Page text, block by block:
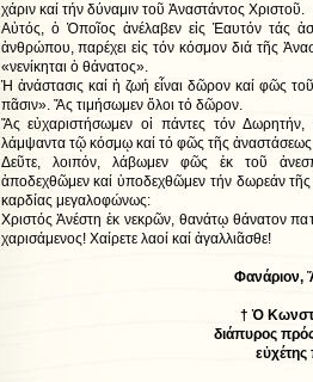
χάριν καί τήν δύναμιν τοῦ Ἀναστάντος Χριστοῦ.
Αὐτός, ὁ Ὁποῖος ἀνέλαβεν εἰς Ἑαυτόν τάς
ἀνθρώπου, παρέχει εἰς τόν κόσμον διά τῆς
«νενίκηται ὁ θάνατος».
Ἡ ἀνάστασις καί ἡ ζωή εἶναι δῶρον καί φῶς
πᾶσιν». Ἄς τιμήσωμεν ὅλοι τό δῶρον.
Ἄς εὐχαριστήσωμεν οἱ πάντες τόν
λάμψαντα τῷ κόσμῳ καί τό φῶς τῆς ἀναστάσεως
Δεῦτε, λοιπόν, λάβωμεν φῶς ἐκ τοῦ
ἀποδεχθῶμεν καί ὑποδεχθῶμεν τήν δωρεάν
καρδίας μεγαλοφώνως:
Χριστός Ἀνέστη ἐκ νεκρῶν, θανάτῳ θάνατον
χαρισάμενος! Χαίρετε λαοί καί ἀγαλλιᾶσθε!
Φανάριον, Ἅγιον
† Ὁ
διάπυρος πρός
εὐχέτης